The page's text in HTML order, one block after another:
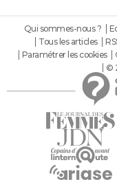
Qui sommes-nous ?
Tous les articles
Paramétrer les cookies
©